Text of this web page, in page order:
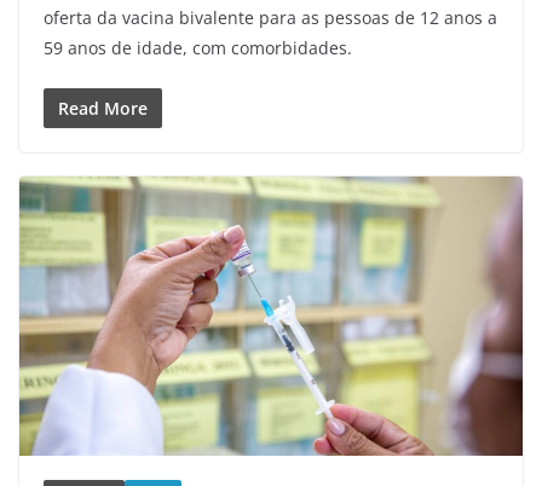
oferta da vacina bivalente para as pessoas de 12 anos a
59 anos de idade, com comorbidades.
Read More